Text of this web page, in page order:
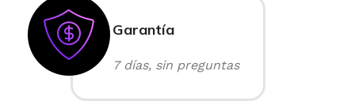
Garantía
7 días, sin preguntas